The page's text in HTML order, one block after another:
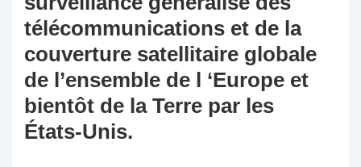
télécommunications et de la
couverture satellitaire globale
de l’ensemble de l ‘Europe et
bientôt de la Terre par les
États-Unis.